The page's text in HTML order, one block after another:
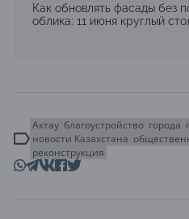
Как обновлять фасады без
облика: 11 июня круглый
Актау благоустройство города
новости Казахстана
реконструкция